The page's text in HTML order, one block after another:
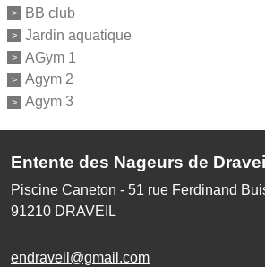
BB club
Jardin aquatique
AGym 1
Agym 2
Agym 3
Entente des Nageurs de Draveil
Piscine Caneton - 51 rue Ferdinand
91210 DRAVEIL
endraveil@gmail.com